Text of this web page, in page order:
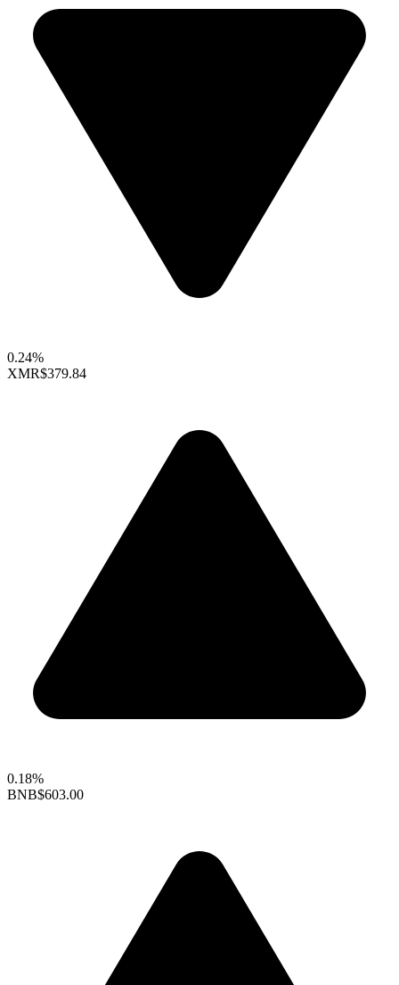
0.24%
XMR$379.84
0.18%
BNB$603.00